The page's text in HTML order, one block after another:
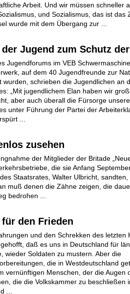
Arbeit. Und wir müssen schneller
und Sozialismus, das ist das
wurde mit dem Übergang zur ...
Jugend zum Schutz
Jugendforums im VEB
auf dem 40 Jugendfreunde zur
wurden, schrieben die Jugendlichen an
„Mit jugendlichem Elan haben wir
aber auch überall die Fürsorge
unter Führung der Partei der
...
zusehen
der Mitglieder der Britade
die sie Anfang
Staatsrates, Walter Ulbricht,
muß denen die Zähne zeigen, die
bedrohen ...
den Frieden
und den Schrekken des letzten
daß es uns in Deutschland für
wieder Soldaten zu mustern. Aber die
die in Westdeutschland
vernünftigen Menschen, der die Augen
die die Volkskammer zu beschließen
...